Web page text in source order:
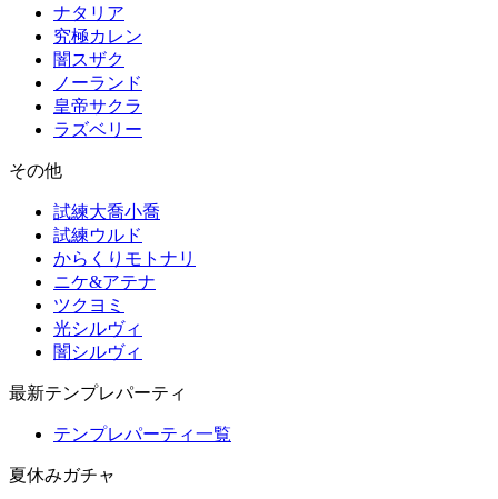
ナタリア
究極カレン
闇スザク
ノーランド
皇帝サクラ
ラズベリー
その他
試練大喬小喬
試練ウルド
からくりモトナリ
ニケ&アテナ
ツクヨミ
光シルヴィ
闇シルヴィ
最新テンプレパーティ
テンプレパーティ一覧
夏休みガチャ